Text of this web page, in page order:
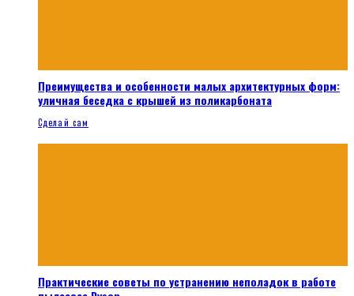
Преимущества и особенности малых архитектурных форм:
уличная беседка с крышей из поликарбоната
Сделай сам
Практические советы по устранению неполадок в работе